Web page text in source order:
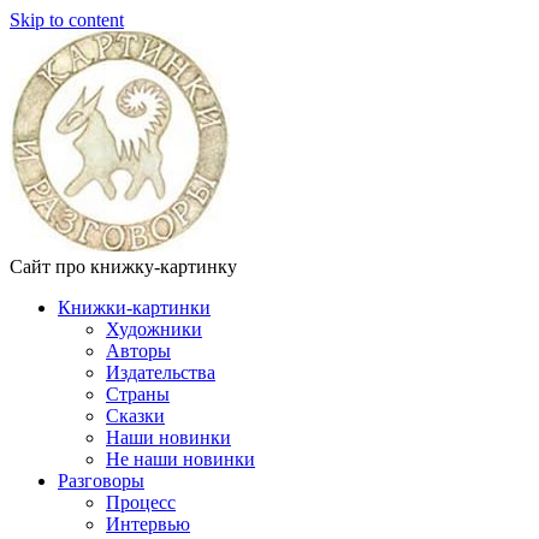
Skip to content
Сайт про книжку-картинку
Книжки-картинки
Художники
Авторы
Издательства
Страны
Сказки
Наши новинки
Не наши новинки
Разговоры
Процесс
Интервью